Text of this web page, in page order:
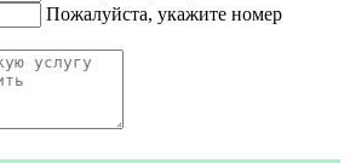
Пожалуйста, укажите номер